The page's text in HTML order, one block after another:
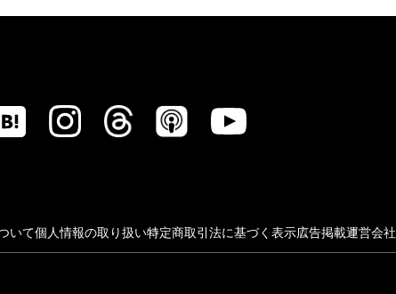
いて個人情報の取り扱い特定商取引法に基づく表示広告掲載運営会社